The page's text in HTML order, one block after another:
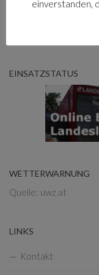
(nicht ständig besetzt)
EINSATZSTATUS
WETTERWARNUNG
Quelle: uwz.at
LINKS
Kontakt
einverstanden,